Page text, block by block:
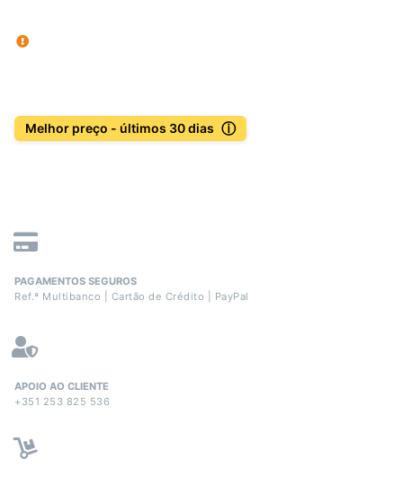
Melhor preço - últimos 30 dias ⓘ
PAGAMENTOS SEGUROS
Ref.ª Multibanco | Cartão de Crédito | PayPal
APOIO AO CLIENTE
+351 253 825 536